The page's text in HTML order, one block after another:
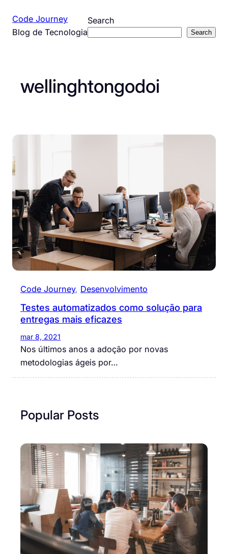
para
Code Journey
Blog de Tecnologia
Search
Search
wellinghtongodoi
Code Journey, Desenvolvimento
Testes automatizados como solução para
entregas mais eficazes
mar 8, 2021
Nos últimos anos a adoção por novas
metodologias ágeis por…
Popular Posts